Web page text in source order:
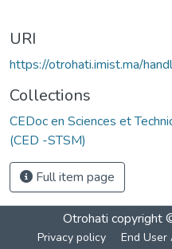
URI
https://otrohati.imist.ma/
Collections
CEDoc en Sciences et
(CED -STSM)
Full item page
Otrohati copyright
Privacy policy End User